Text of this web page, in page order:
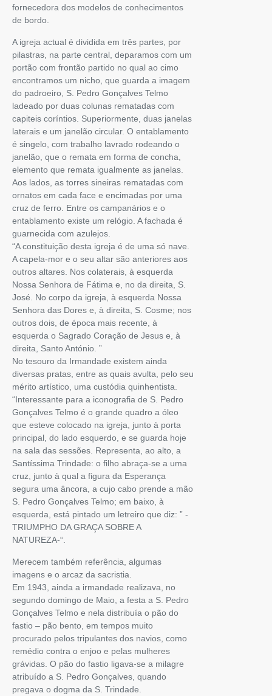
fornecedora dos modelos de conhecimentos
de bordo.
A igreja actual é dividida em três partes, por
pilastras, na parte central, deparamos com um
portão com frontão partido no qual ao cimo
encontramos um nicho, que guarda a imagem
do padroeiro, S. Pedro Gonçalves Telmo
ladeado por duas colunas rematadas com
capiteis coríntios. Superiormente, duas janelas
laterais e um janelão circular. O entablamento
é singelo, com trabalho lavrado rodeando o
janelão, que o remata em forma de concha,
elemento que remata igualmente as janelas.
Aos lados, as torres sineiras rematadas com
ornatos em cada face e encimadas por uma
cruz de ferro. Entre os campanários e o
entablamento existe um relógio. A fachada é
guarnecida com azulejos.
“A constituição desta igreja é de uma só nave.
A capela-mor e o seu altar são anteriores aos
outros altares. Nos colaterais, à esquerda
Nossa Senhora de Fátima e, no da direita, S.
José. No corpo da igreja, à esquerda Nossa
Senhora das Dores e, à direita, S. Cosme; nos
outros dois, de época mais recente, à
esquerda o Sagrado Coração de Jesus e, à
direita, Santo António. ”
No tesouro da Irmandade existem ainda
diversas pratas, entre as quais avulta, pelo seu
mérito artístico, uma custódia quinhentista.
“Interessante para a iconografia de S. Pedro
Gonçalves Telmo é o grande quadro a óleo
que esteve colocado na igreja, junto à porta
principal, do lado esquerdo, e se guarda hoje
na sala das sessões. Representa, ao alto, a
Santíssima Trindade: o filho abraça-se a uma
cruz, junto à qual a figura da Esperança
segura uma âncora, a cujo cabo prende a mão
S. Pedro Gonçalves Telmo; em baixo, à
esquerda, está pintado um letreiro que diz: ” -
TRIUMPHO DA GRAÇA SOBRE A
NATUREZA-“.
Merecem também referência, algumas
imagens e o arcaz da sacristia.
Em 1943, ainda a irmandade realizava, no
segundo domingo de Maio, a festa a S. Pedro
Gonçalves Telmo e nela distribuía o pão do
fastio – pão bento, em tempos muito
procurado pelos tripulantes dos navios, como
remédio contra o enjoo e pelas mulheres
grávidas. O pão do fastio ligava-se a milagre
atribuído a S. Pedro Gonçalves, quando
pregava o dogma da S. Trindade.